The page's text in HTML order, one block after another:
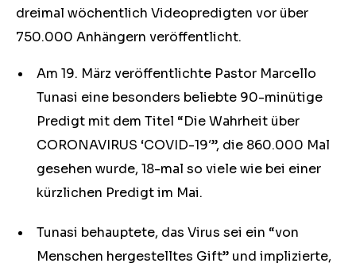
dreimal wöchentlich Videopredigten vor über
750.000 Anhängern veröffentlicht.
Am 19. März veröffentlichte Pastor Marcello
Tunasi eine besonders beliebte 90-minütige
Predigt mit dem Titel “Die Wahrheit über
CORONAVIRUS ‘COVID-19′”, die 860.000 Mal
gesehen wurde, 18-mal so viele wie bei einer
kürzlichen Predigt im Mai.
Tunasi behauptete, das Virus sei ein “von
Menschen hergestelltes Gift” und implizierte,